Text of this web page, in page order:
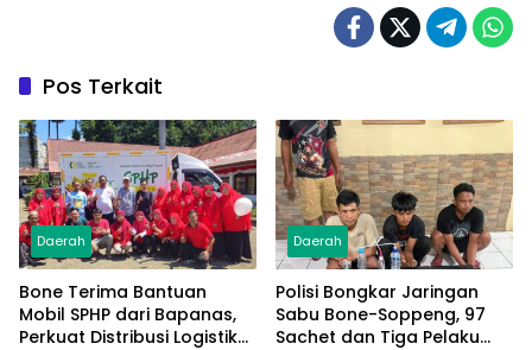
Pos Terkait
Daerah
Bone Terima Bantuan
Mobil SPHP dari Bapanas,
Perkuat Distribusi Logistik
Daerah
Polisi Bongkar Jaringan
Sabu Bone-Soppeng, 97
Sachet dan Tiga Pelaku